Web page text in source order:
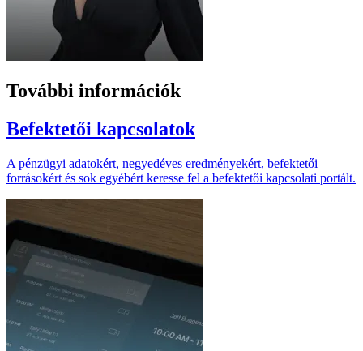
További információk
Befektetői kapcsolatok
A pénzügyi adatokért, negyedéves eredményekért, befektetői
forrásokért és sok egyébért keresse fel a befektetői kapcsolati portált.